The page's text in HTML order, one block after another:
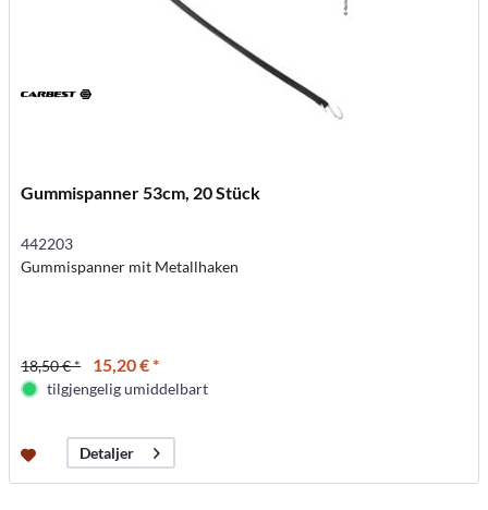
Gummispanner 53cm, 20 Stück
442203
Gummispanner mit Metallhaken
18,50 € * 15,20 € *
tilgjengelig umiddelbart
Detaljer